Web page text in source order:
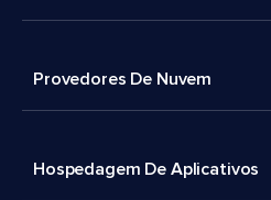
Provedores De Nuvem
Hospedagem De Aplicativos